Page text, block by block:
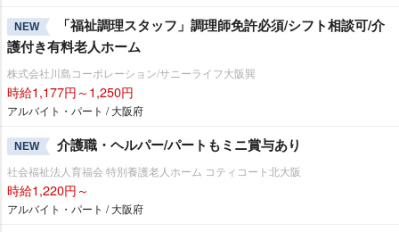
NEW
「福祉調理スタッフ」調理師免許必須/シフト相談可/介
護付き有料老人ホーム
株式会社川島コーポレーション/サニーライフ大阪巽
時給1,177円～1,250円
アルバイト・パート / 大阪府
NEW 介護職・ヘルパー/パートもミニ賞与あり
社会福祉法人育福会 特別養護老人ホーム コティコート北大阪
時給1,220円～
アルバイト・パート / 大阪府